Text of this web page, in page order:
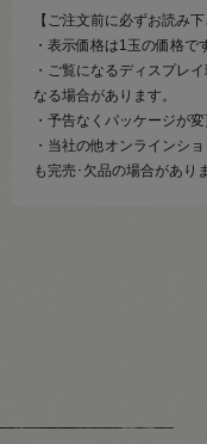
【ご注文前に必ずお読み下
・表示価格は1玉の価格で
・ご覧になるディスプレ
なる場合があります。
・予告なくパッケージが
・当社の他オンラインシ
も完売･欠品の場合があり